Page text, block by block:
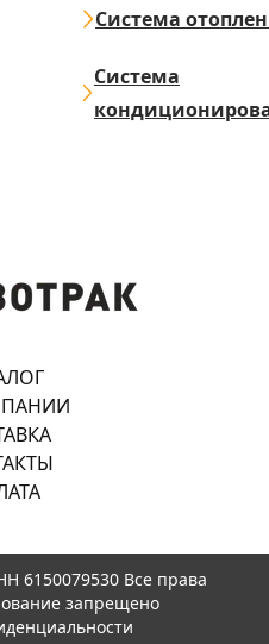
Система
Система
6150079530 Все права
запрещено